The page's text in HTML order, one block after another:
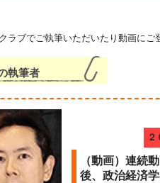
ラブでご執筆いただいたり動画にご
執筆者
（動画）連続
後、政治経済